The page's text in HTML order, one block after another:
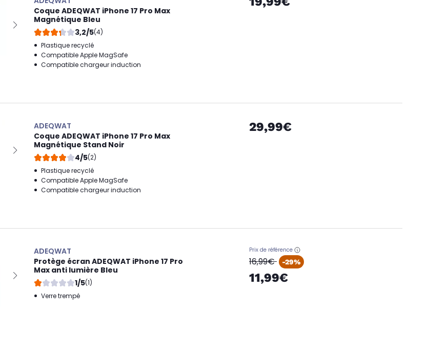
Coque ADEQWAT iPhone 17 Pro Max
Magnétique Bleu
3,2/5(4)
Plastique recyclé
Compatible Apple MagSafe
Compatible chargeur induction
ADEQWAT
Coque ADEQWAT iPhone 17 Pro Max
Magnétique Stand Noir
4/5(2)
Plastique recyclé
Compatible Apple MagSafe
Compatible chargeur induction
29,99€
ADEQWAT
Protège écran ADEQWAT iPhone 17 Pro
Max anti lumière Bleu
1/5(1)
Verre trempé
Prix de référence
oldPrice
16,99€ -29%
11,99€